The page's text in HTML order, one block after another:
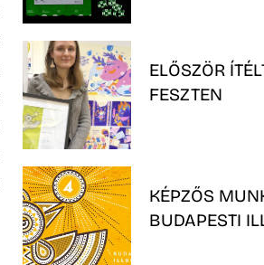
ELŐSZÖR
FESZTEN
KÉPZŐS
BUDAPESTI